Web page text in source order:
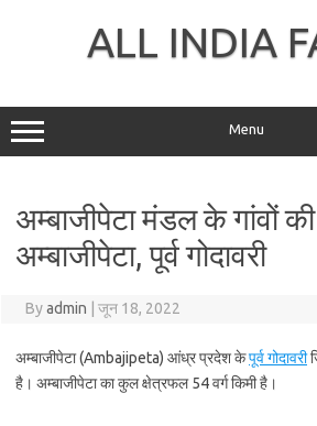
ALL INDIA
Menu
अम्बाजीपेटा मंडल के गांवों
अम्बाजीपेटा, पूर्व गोदावरी
Byadmin जून 18, 2022
अम्बाजीपेटा (Ambajipeta) आंध्र प्रदेश केपूर्व गोदावरी
है। अम्बाजीपेटा का कुल क्षेत्रफल 54 वर्ग किमी है।